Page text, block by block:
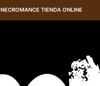
NECROMANCE TIENDA ONLINE